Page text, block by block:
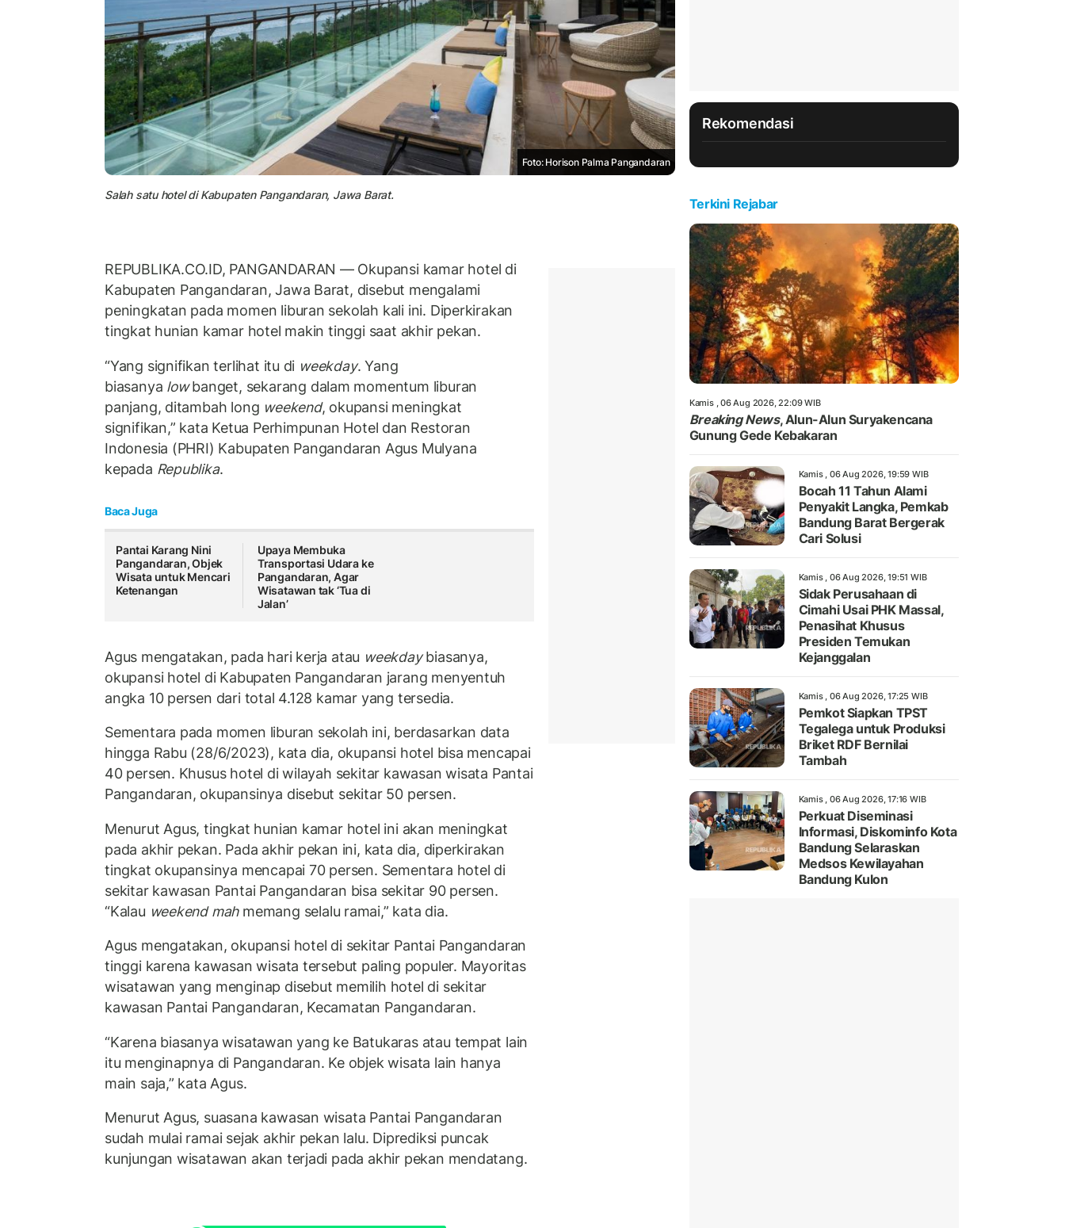
Foto: Horison Palma Pangandaran
Salah satu hotel di Kabupaten Pangandaran, Jawa Barat.
REPUBLIKA.CO.ID, PANGANDARAN — Okupansi kamar hotel di
Kabupaten Pangandaran, Jawa Barat, disebut mengalami
peningkatan pada momen liburan sekolah kali ini. Diperkirakan
tingkat hunian kamar hotel makin tinggi saat akhir pekan.
“Yang signifikan terlihat itu di weekday. Yang
biasanya lowbanget, sekarang dalam momentum liburan
panjang, ditambah long weekend, okupansi meningkat
signifikan,” kata Ketua Perhimpunan Hotel dan Restoran
Indonesia (PHRI) Kabupaten Pangandaran Agus Mulyana
kepada Republika.
Baca Juga
Pantai Karang Nini
Pangandaran, Objek
Wisata untuk Mencari
Ketenangan
Upaya Membuka
Transportasi Udara ke
Pangandaran, Agar
Wisatawan tak ‘Tua di
Jalan’
Agus mengatakan, pada hari kerja atau weekdaybiasanya,
okupansi hotel di Kabupaten Pangandaran jarang menyentuh
angka 10 persen dari total 4.128 kamar yang tersedia.
Sementara pada momen liburan sekolah ini, berdasarkan data
hingga Rabu (28/6/2023), kata dia, okupansi hotel bisa mencapai
40 persen. Khusus hotel di wilayah sekitar kawasan wisata Pantai
Pangandaran, okupansinya disebut sekitar 50 persen.
Menurut Agus, tingkat hunian kamar hotel ini akan meningkat
pada akhir pekan. Pada akhir pekan ini, kata dia, diperkirakan
tingkat okupansinya mencapai 70 persen. Sementara hotel di
sekitar kawasan Pantai Pangandaran bisa sekitar 90 persen.
“Kalau weekend mahmemang selalu ramai,” kata dia.
Agus mengatakan, okupansi hotel di sekitar Pantai Pangandaran
tinggi karena kawasan wisata tersebut paling populer. Mayoritas
wisatawan yang menginap disebut memilih hotel di sekitar
kawasan Pantai Pangandaran, Kecamatan Pangandaran.
“Karena biasanya wisatawan yang ke Batukaras atau tempat lain
itu menginapnya di Pangandaran. Ke objek wisata lain hanya
main saja,” kata Agus.
Menurut Agus, suasana kawasan wisata Pantai Pangandaran
sudah mulai ramai sejak akhir pekan lalu. Diprediksi puncak
kunjungan wisatawan akan terjadi pada akhir pekan mendatang.
Rekomendasi
Terkini Rejabar
Kamis , 06 Aug 2026, 22:09 WIB
Breaking News, Alun-Alun Suryakencana
Gunung Gede Kebakaran
Kamis , 06 Aug 2026, 19:59 WIB
Bocah 11 Tahun Alami
Penyakit Langka, Pemkab
Bandung Barat Bergerak
Cari Solusi
Kamis , 06 Aug 2026, 19:51 WIB
Sidak Perusahaan di
Cimahi Usai PHK Massal,
Penasihat Khusus
Presiden Temukan
Kejanggalan
Kamis , 06 Aug 2026, 17:25 WIB
Pemkot Siapkan TPST
Tegalega untuk Produksi
Briket RDF Bernilai
Tambah
Kamis , 06 Aug 2026, 17:16 WIB
Perkuat Diseminasi
Informasi, Diskominfo Kota
Bandung Selaraskan
Medsos Kewilayahan
Bandung Kulon